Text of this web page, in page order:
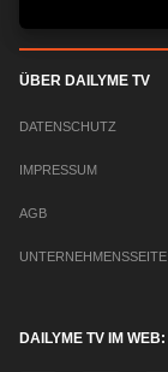
ÜBER DAILYME TV
DATENSCHUTZ
IMPRESSUM
AGB
UNTERNEHMENSSEITE
DAILYME TV IM WEB: